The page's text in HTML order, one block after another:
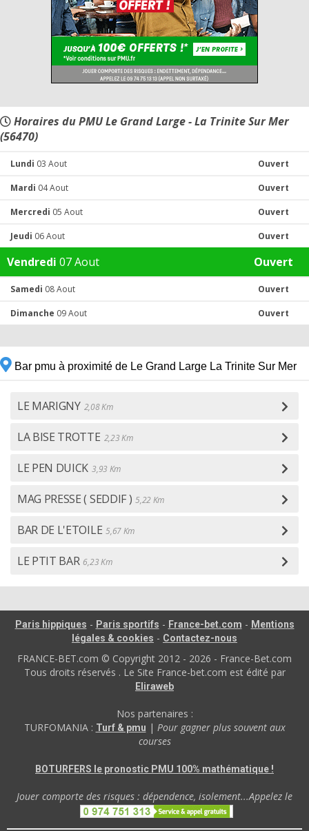
Horaires du PMU Le Grand Large - La Trinite Sur Mer
(56470)
Lundi 03 Aout Ouvert
Mardi 04 Aout Ouvert
Mercredi 05 Aout Ouvert
Jeudi 06 Aout Ouvert
Vendredi 07 Aout Ouvert
Samedi 08 Aout Ouvert
Dimanche 09 Aout Ouvert
Bar pmu à proximité de Le Grand Large La Trinite Sur Mer
LE MARIGNY 2,08 Km
LA BISE TROTTE 2,23 Km
LE PEN DUICK 3,93 Km
MAG PRESSE ( SEDDIF ) 5,22 Km
BAR DE L'ETOILE 5,67 Km
LE PTIT BAR 6,23 Km
Paris hippiques - Paris sportifs - France-bet.com - Mentions
légales & cookies - Contactez-nous
FRANCE-BET.com © Copyright 2012 - 2026 - France-Bet.com
Tous droits réservés . Le Site France-bet.com est édité par
Eliraweb
Nos partenaires :
TURFOMANIA : Turf & pmu | Pour gagner plus souvent aux
courses
BOTURFERS le pronostic PMU 100% mathématique !
Jouer comporte des risques : dépendence, isolement...Appelez le